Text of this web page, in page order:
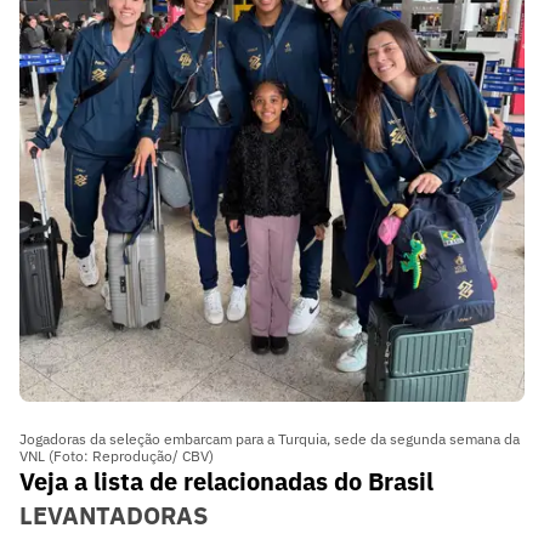
Jogadoras da seleção embarcam para a Turquia, sede da segunda semana da
VNL (Foto: Reprodução/ CBV)
Veja a lista de relacionadas do Brasil
LEVANTADORAS